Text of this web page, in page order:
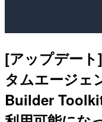
[アップデー
タムエージェ
Builder